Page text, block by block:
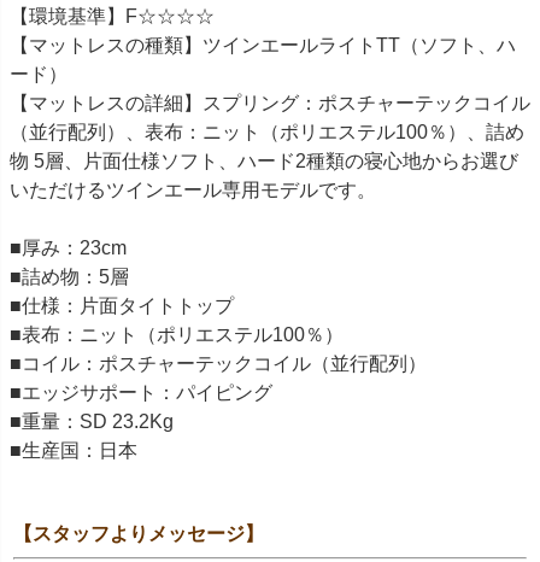
【環境基準】F☆☆☆☆
【マットレスの種類】ツインエールライトTT（ソフト、ハ
ード）
【マットレスの詳細】スプリング：ポスチャーテックコイル
（並行配列）、表布：ニット（ポリエステル100％）、詰め
物 5層、片面仕様ソフト、ハード2種類の寝心地からお選び
いただけるツインエール専用モデルです。
■厚み：23cm
■詰め物：5層
■仕様：片面タイトトップ
■表布：ニット（ポリエステル100％）
■コイル：ポスチャーテックコイル（並行配列）
■エッジサポート：パイピング
■重量：SD 23.2Kg
■生産国：日本
【スタッフよりメッセージ】